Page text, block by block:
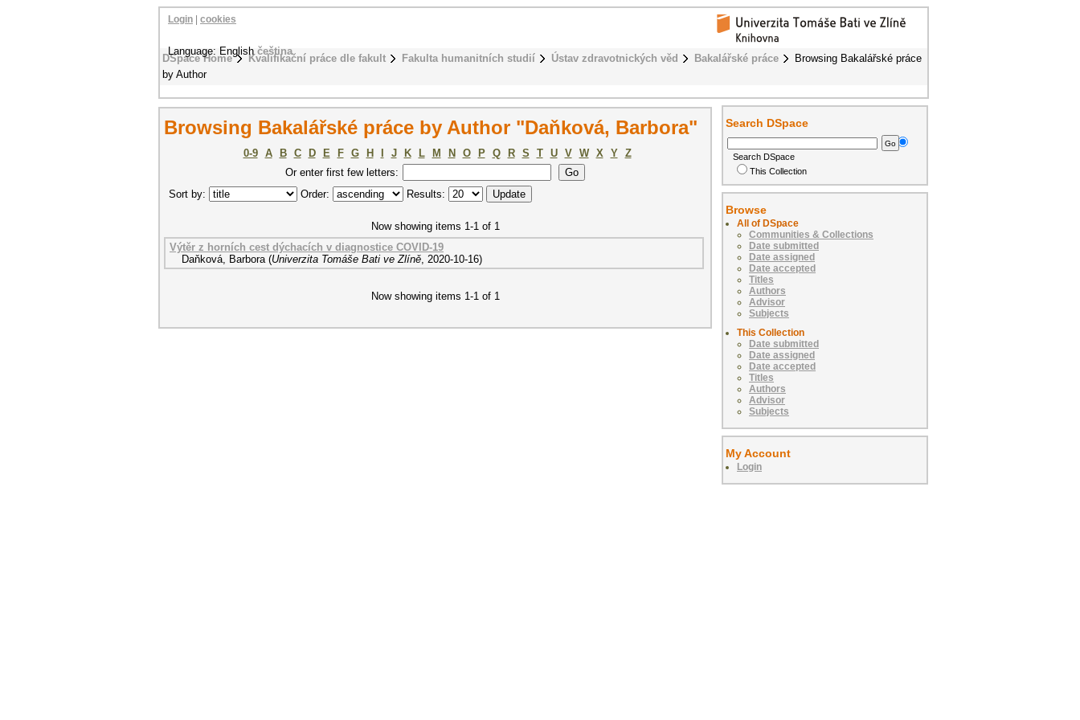
DSpace Home Kvalifikační práce dle fakult Fakulta humanitních studií Ústav zdravotnických věd Bakalářské práce
Browsing Bakalářské práce
by Author
Login cookies
Language: Englishčeština
Browsing Bakalářské práce by Author "Daňková, Barbora"
0-9 A B C D E F G H J K L M N O P Q R S T U V W X Y
Z
Or enter first few letters:
Sort by:
Order: Results:
Now showing items 1-1 of 1
Výtěr z horních cest dýchacích v diagnostice COVID-19
Daňková, Barbora (Univerzita Tomáše Bati ve Zlíně, 2020-10-16)
Now showing items 1-1 of 1
Search DSpace
Search DSpace
This Collection
Browse
All of DSpace
Communities & Collections
Date submitted
Date assigned
Date accepted
Titles
Authors
Advisor
Subjects
This Collection
Date submitted
Date assigned
Date accepted
Titles
Authors
Advisor
Subjects
My Account
Login